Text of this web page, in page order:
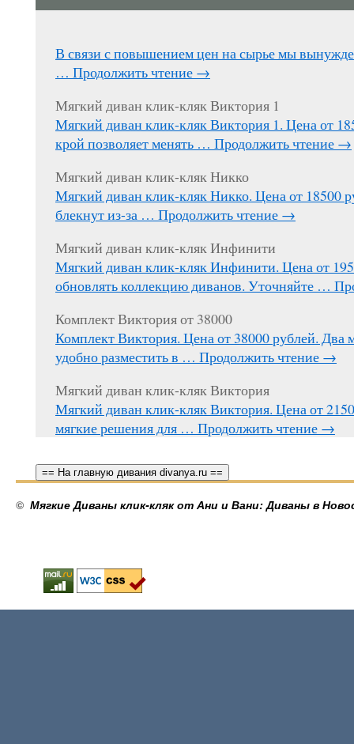
В связи с повышением цен на сырье мы
… Продолжить чтение →
Мягкий диван клик-кляк Виктория 1
Мягкий диван клик-кляк Виктория 1. Цена от
крой позволяет менять … Продолжить чтение →
Мягкий диван клик-кляк Никко
Мягкий диван клик-кляк Никко. Цена от 18500
блекнут из-за … Продолжить чтение →
Мягкий диван клик-кляк Инфинити
Мягкий диван клик-кляк Инфинити. Цена от
обновлять коллекцию диванов. Уточняйте …
Комплект Виктория от 38000
Комплект Виктория. Цена от 38000 рублей. Два
удобно разместить в … Продолжить чтение →
Мягкий диван клик-кляк Виктория
Мягкий диван клик-кляк Виктория. Цена от
мягкие решения для … Продолжить чтение →
== На главную дивания divanya.ru ==
© Мягкие Диваны клик-кляк от Ани и Вани: Диваны в